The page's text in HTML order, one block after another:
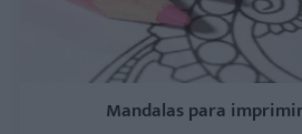
Mandalas para